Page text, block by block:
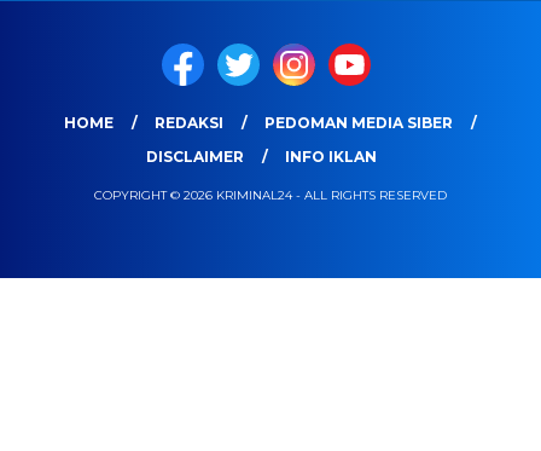
HOME REDAKSI
PEDOMAN MEDIA SIBER
DISCLAIMER
INFO IKLAN
COPYRIGHT © 2026 KRIMINAL24 - ALL RIGHTS RESERVED